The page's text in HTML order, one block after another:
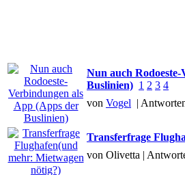
Nun auch
Buslinien) 1 2 3 4
von Vogel |
Transferfrage
von Olivetta |